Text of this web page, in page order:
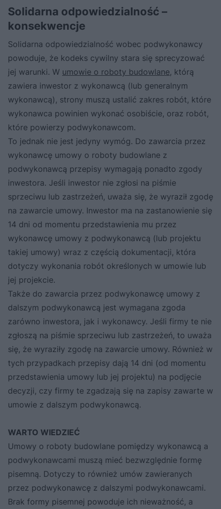
Solidarna odpowiedzialność –
konsekwencje
Solidarna odpowiedzialność wobec podwykonawcy
powoduje, że kodeks cywilny stara się sprecyzować
jej warunki. W umowie o roboty budowlane, którą
zawiera inwestor z wykonawcą (lub generalnym
wykonawcą), strony muszą ustalić zakres robót, które
wykonawca powinien wykonać osobiście, oraz robót,
które powierzy podwykonawcom.
To jednak nie jest jedyny wymóg. Do zawarcia przez
wykonawcę umowy o roboty budowlane z
podwykonawcą przepisy wymagają ponadto zgody
inwestora. Jeśli inwestor nie zgłosi na piśmie
sprzeciwu lub zastrzeżeń, uważa się, że wyraził zgodę
na zawarcie umowy. Inwestor ma na zastanowienie się
14 dni od momentu przedstawienia mu przez
wykonawcę umowy z podwykonawcą (lub projektu
takiej umowy) wraz z częścią dokumentacji, która
dotyczy wykonania robót określonych w umowie lub
jej projekcie.
Także do zawarcia przez podwykonawcę umowy z
dalszym podwykonawcą jest wymagana zgoda
zarówno inwestora, jak i wykonawcy. Jeśli firmy te nie
zgłoszą na piśmie sprzeciwu lub zastrzeżeń, to uważa
się, że wyraziły zgodę na zawarcie umowy. Również w
tych przypadkach przepisy dają 14 dni (od momentu
przedstawienia umowy lub jej projektu) na podjęcie
decyzji, czy firmy te zgadzają się na zapisy zawarte w
umowie z dalszym podwykonawcą.
WARTO WIEDZIEĆ
Umowy o roboty budowlane pomiędzy wykonawcą a
podwykonawcami muszą mieć bezwzględnie formę
pisemną. Dotyczy to również umów zawieranych
przez podwykonawcę z dalszymi podwykonawcami.
Brak formy pisemnej powoduje ich nieważność, a